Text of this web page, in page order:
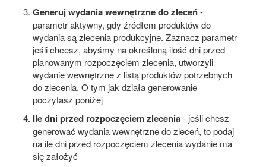
Generuj wydania wewnętrzne do zleceń-
parametr aktywny, gdy źródłem produktów do
wydania są zlecenia produkcyjne. Zaznacz parametr
jeśli chcesz, abyśmy na określoną ilość dni przed
planowanym rozpoczęciem zlecenia, utworzyli
wydanie wewnętrzne z listą produktów potrzebnych
do zlecenia. O tym jak działa generowanie
poczytasz poniżej
Ile dni przed rozpoczęciem zlecenia- jeśli chesz
generować wydania wewnętrzne do zleceń, to podaj
na ile dni przed rozpoczęciem zlecenia wydanie ma
się założyć